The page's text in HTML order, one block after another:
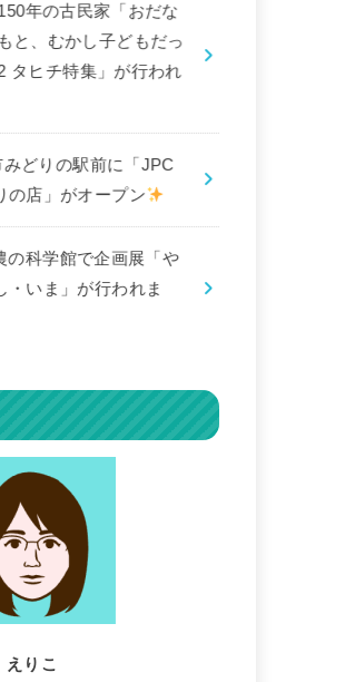
年の古民家「おだな
と、むかし子どもだっ
タヒチ特集」が行われ
どりの駅前に「JPC
の店」がオープン
の科学館で企画展「や
・いま」が行われま
えりこ